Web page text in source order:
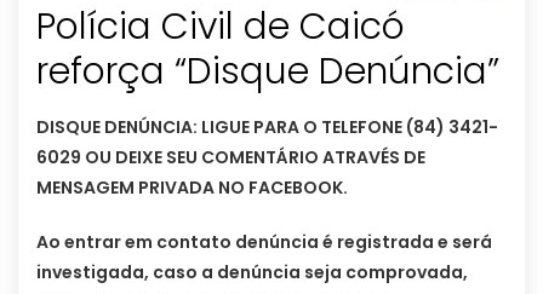
Polícia Civil de Caicó
reforça “Disque Denúncia”
DISQUE DENÚNCIA: LIGUE PARA O TELEFONE (84) 3421-
6029 OU DEIXE SEU COMENTÁRIO ATRAVÉS DE
MENSAGEM PRIVADA NO FACEBOOK.
Ao entrar em contato denúncia é registrada e será
investigada, caso a denúncia seja comprovada,